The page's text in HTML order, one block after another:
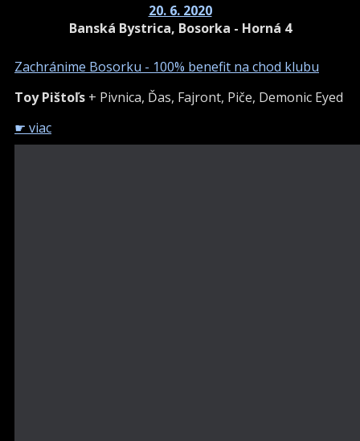
20. 6. 2020
Banská Bystrica, Bosorka - Horná 4
Zachránime Bosorku - 100% benefit na chod klubu
Toy Pištoľs + Pivnica, Ďas, Fajront, Piče, Demonic Eyed
☛ viac